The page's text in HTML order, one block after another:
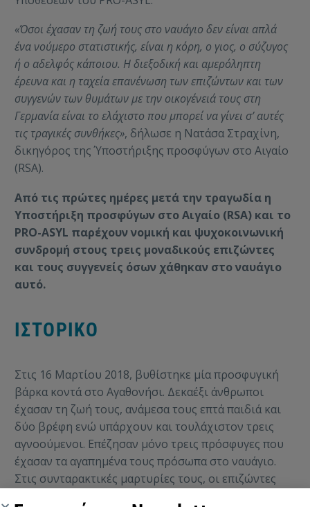
«Όσοι έχασαν τη ζωή τους στο ναυάγιο δεν είναι απλά
ένα νούμερο στατιστικής, είναι η κόρη, ο γιος, ο σύζυγος
ή ο αδελφός κάποιου. Η διεξοδική και αμερόληπτη
έρευνα και η ταχεία επανένωση των επιζώντων και των
συγγενών των θυμάτων με την οικογένειά τους στη
Γερμανία είναι το ελάχιστο που μπορεί να γίνει σ’ αυτές
τις τραγικές συνθήκες», δήλωσε η Νατάσα Στραχίνη,
δικηγόρος της Ύποστήριξης προσφύγων στο Αιγαίο
(RSA).
Από τις πρώτες ημέρες μετά την τραγωδία η
Yποστήριξη προσφύγων στο Αιγαίο (RSA) και το
PRO-ASYL παρέχουν νομική και ψυχοκοινωνική
συνδρομή στους τρεις μοναδικούς επιζώντες
και τους συγγενείς όσων χάθηκαν στο ναυάγιο
αυτό.
ΙΣΤΟΡΙΚΟ
Στις 16 Μαρτίου 2018, βυθίστηκε μία προσφυγική
βάρκα κοντά στο Αγαθονήσι. Δεκαέξι άνθρωποι
έχασαν τη ζωή τους, ανάμεσα τους επτά παιδιά και
δύο βρέφη ενώ υπάρχουν και τουλάχιστον τρεις
αγνοούμενοι. Επέζησαν μόνο τρεις πρόσφυγες που
έχασαν τα αγαπημένα τους πρόσωπα στο ναυάγιο.
Στις συνταρακτικές μαρτυρίες τους, οι επιζώντες